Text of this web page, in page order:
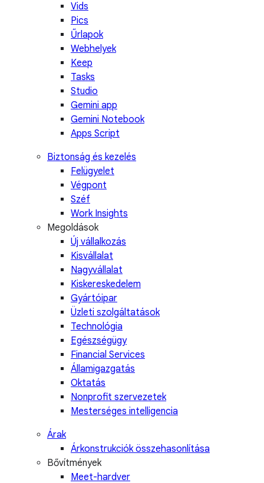
Vids
Pics
Űrlapok
Webhelyek
Keep
Tasks
Studio
Gemini app
Gemini Notebook
Apps Script
Biztonság és kezelés
Felügyelet
Végpont
Széf
Work Insights
Megoldások
Új vállalkozás
Kisvállalat
Nagyvállalat
Kiskereskedelem
Gyártóipar
Üzleti szolgáltatások
Technológia
Egészségügy
Financial Services
Államigazgatás
Oktatás
Nonprofit szervezetek
Mesterséges intelligencia
Árak
Árkonstrukciók összehasonlítása
Bővítmények
Meet-hardver